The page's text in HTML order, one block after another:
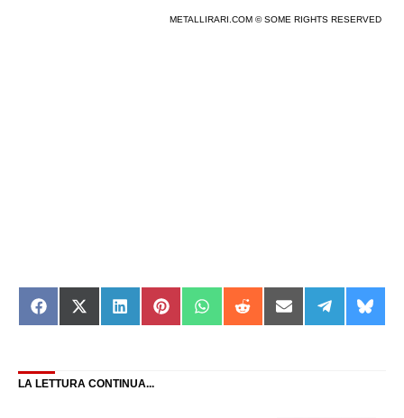
METALLIRARI.COM © SOME RIGHTS RESERVED
Share
on
Share
on
Share
on
Share
on
Share
on
Share
on
Share
on
Share
on
on
LA LETTURA CONTINUA...